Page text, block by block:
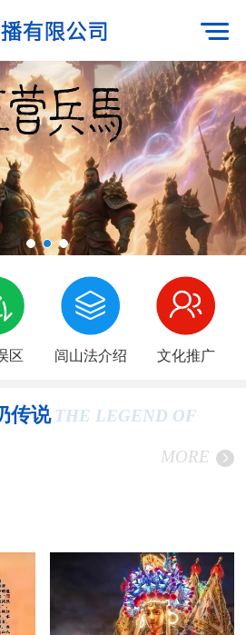
区 闾山法介绍 文化推广
传说 THE LEGEND OF
MORE